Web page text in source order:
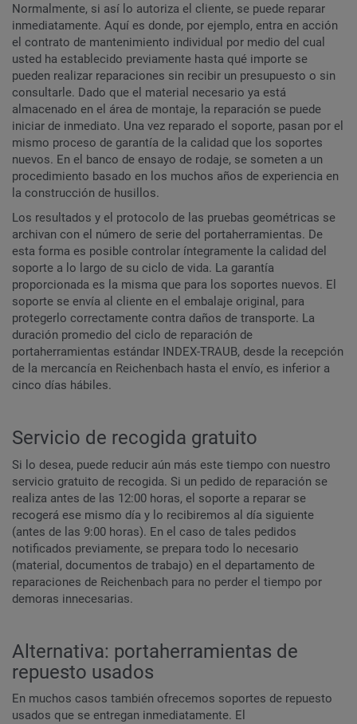
Normalmente, si así lo autoriza el cliente, se puede reparar
inmediatamente. Aquí es donde, por ejemplo, entra en acción
el contrato de mantenimiento individual por medio del cual
usted ha establecido previamente hasta qué importe se
pueden realizar reparaciones sin recibir un presupuesto o sin
consultarle. Dado que el material necesario ya está
almacenado en el área de montaje, la reparación se puede
iniciar de inmediato. Una vez reparado el soporte, pasan por el
mismo proceso de garantía de la calidad que los soportes
nuevos. En el banco de ensayo de rodaje, se someten a un
procedimiento basado en los muchos años de experiencia en
la construcción de husillos.
Los resultados y el protocolo de las pruebas geométricas se
archivan con el número de serie del portaherramientas. De
esta forma es posible controlar íntegramente la calidad del
soporte a lo largo de su ciclo de vida. La garantía
proporcionada es la misma que para los soportes nuevos. El
soporte se envía al cliente en el embalaje original, para
protegerlo correctamente contra daños de transporte. La
duración promedio del ciclo de reparación de
portaherramientas estándar INDEX-TRAUB, desde la recepción
de la mercancía en Reichenbach hasta el envío, es inferior a
cinco días hábiles.
Servicio de recogida gratuito
Si lo desea, puede reducir aún más este tiempo con nuestro
servicio gratuito de recogida. Si un pedido de reparación se
realiza antes de las 12:00 horas, el soporte a reparar se
recogerá ese mismo día y lo recibiremos al día siguiente
(antes de las 9:00 horas). En el caso de tales pedidos
notificados previamente, se prepara todo lo necesario
(material, documentos de trabajo) en el departamento de
reparaciones de Reichenbach para no perder el tiempo por
demoras innecesarias.
Alternativa: portaherramientas de
repuesto usados
En muchos casos también ofrecemos soportes de repuesto
usados que se entregan inmediatamente. El